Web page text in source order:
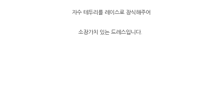
자수 테두리를 레이스로 장식해주어
소장가치 있는 드레스입니다.